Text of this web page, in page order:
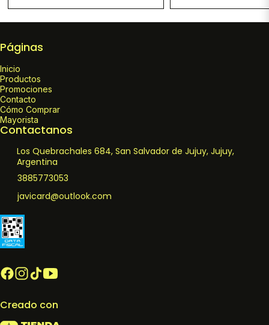
Páginas
Inicio
Productos
Promociones
Contacto
Cómo Comprar
Mayorista
Contactanos
Los Quebrachales 684, San Salvador de Jujuy, Jujuy,
Argentina
3885773053
javicard@outlook.com
Creado con